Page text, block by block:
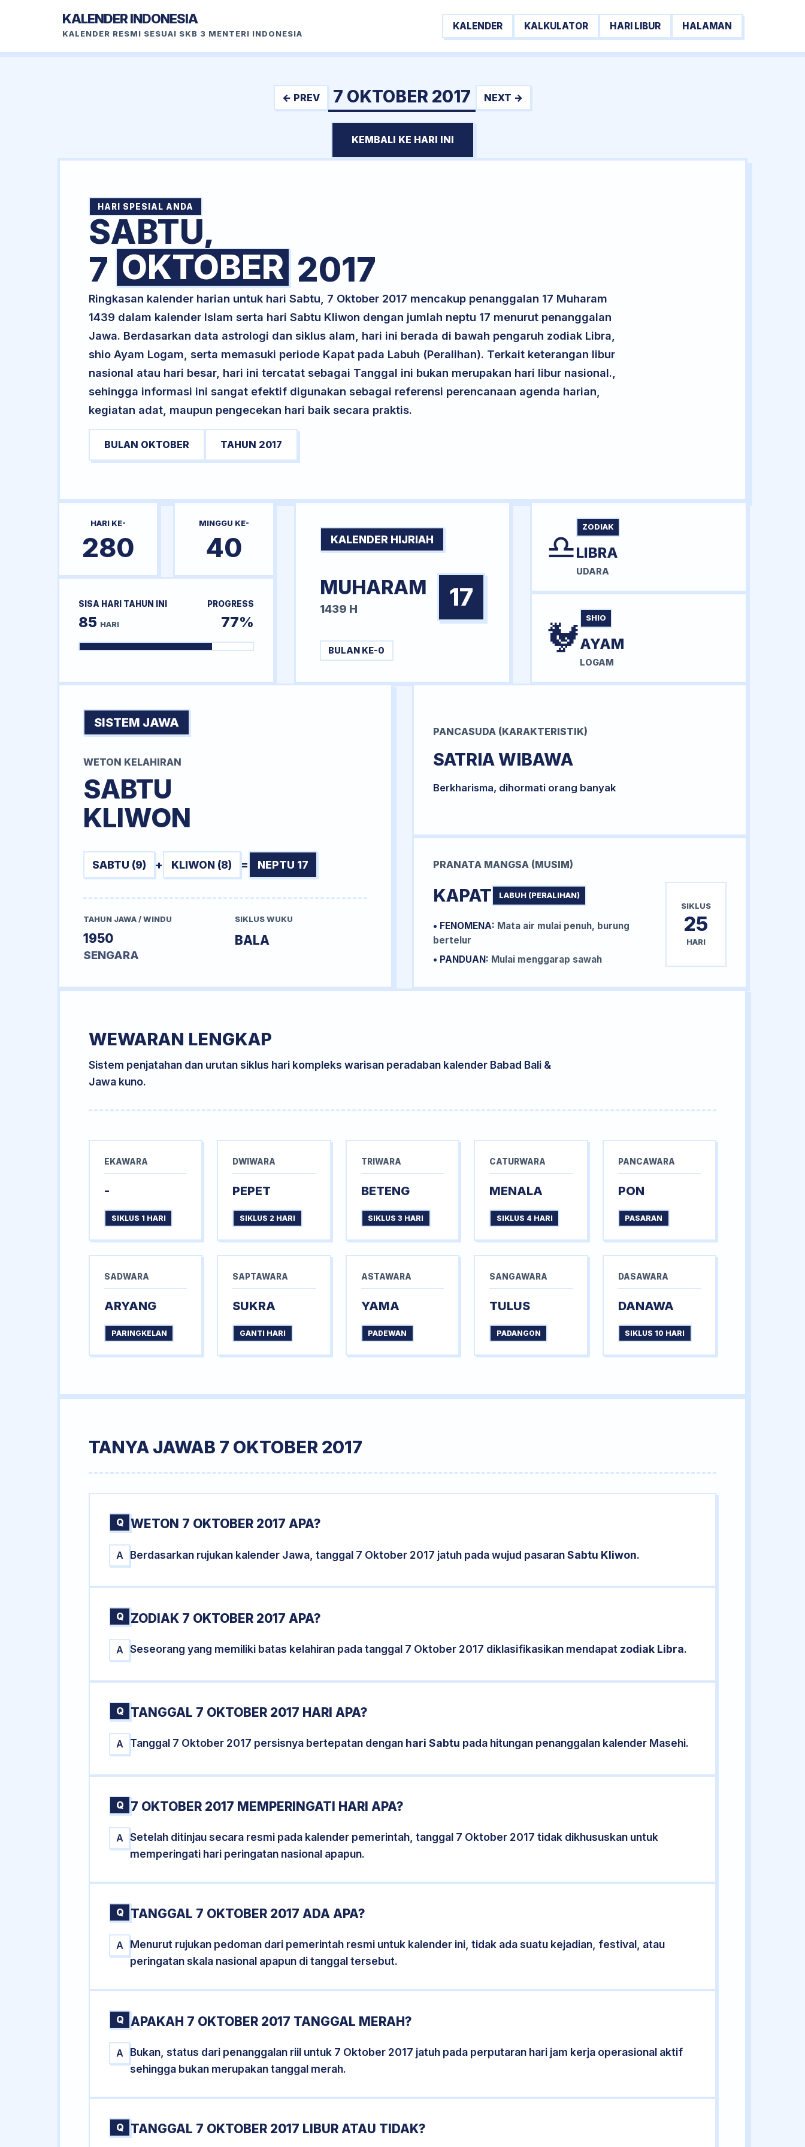
KALENDER INDONESIA
KALENDER RESMI SESUAI SKB 3 MENTERI INDONESIA
KALENDER KALKULATOR HARI LIBUR HALAMAN
← PREV 7 OKTOBER 2017 NEXT →
KEMBALI KE HARI INI
HARI SPESIAL ANDA
SABTU,
7 OKTOBER 2017
Ringkasan kalender harian untuk hari Sabtu, 7 Oktober 2017 mencakup penanggalan 17 Muharam
1439 dalam kalender Islam serta hari Sabtu Kliwon dengan jumlah neptu 17 menurut penanggalan
Jawa. Berdasarkan data astrologi dan siklus alam, hari ini berada di bawah pengaruh zodiak Libra,
shio Ayam Logam, serta memasuki periode Kapat pada Labuh (Peralihan). Terkait keterangan libur
nasional atau hari besar, hari ini tercatat sebagai Tanggal ini bukan merupakan hari libur nasional.,
sehingga informasi ini sangat efektif digunakan sebagai referensi perencanaan agenda harian,
kegiatan adat, maupun pengecekan hari baik secara praktis.
BULAN OKTOBER TAHUN 2017
HARI KE-
280
MINGGU KE-
40
SISA HARI TAHUN INI
85 HARI
PROGRESS
77%
KALENDER HIJRIAH
MUHARAM
1439 H 17
BULAN KE-0
♎ ZODIAK
LIBRA
UDARA
🐓 SHIO
AYAM
LOGAM
SISTEM JAWA
WETON KELAHIRAN
SABTU
KLIWON
SABTU (9) + KLIWON (8) = NEPTU 17
TAHUN JAWA / WINDU
1950
SENGARA
SIKLUS WUKU
BALA
PANCASUDA (KARAKTERISTIK)
SATRIA WIBAWA
Berkharisma, dihormati orang banyak
PRANATA MANGSA (MUSIM)
KAPAT LABUH (PERALIHAN)
• FENOMENA: Mata air mulai penuh, burung
bertelur
• PANDUAN: Mulai menggarap sawah
SIKLUS
25
HARI
WEWARAN LENGKAP
Sistem penjatahan dan urutan siklus hari kompleks warisan peradaban kalender Babad Bali &
Jawa kuno.
EKAWARA
-
SIKLUS 1 HARI
DWIWARA
PEPET
SIKLUS 2 HARI
TRIWARA
BETENG
SIKLUS 3 HARI
CATURWARA
MENALA
SIKLUS 4 HARI
PANCAWARA
PON
PASARAN
SADWARA
ARYANG
PARINGKELAN
SAPTAWARA
SUKRA
GANTI HARI
ASTAWARA
YAMA
PADEWAN
SANGAWARA
TULUS
PADANGON
DASAWARA
DANAWA
SIKLUS 10 HARI
TANYA JAWAB 7 OKTOBER 2017
Q WETON 7 OKTOBER 2017 APA?
A Berdasarkan rujukan kalender Jawa, tanggal 7 Oktober 2017 jatuh pada wujud pasaranSabtu Kliwon.
Q ZODIAK 7 OKTOBER 2017 APA?
A Seseorang yang memiliki batas kelahiran pada tanggal 7 Oktober 2017 diklasifikasikan mendapat zodiak Libra.
Q TANGGAL 7 OKTOBER 2017 HARI APA?
A Tanggal 7 Oktober 2017 persisnya bertepatan dengan hari Sabtu pada hitungan penanggalan kalender Masehi.
Q 7 OKTOBER 2017 MEMPERINGATI HARI APA?
A
Setelah ditinjau secara resmi pada kalender pemerintah, tanggal 7 Oktober 2017 tidak dikhususkan untuk
memperingati hari peringatan nasional apapun.
Q TANGGAL 7 OKTOBER 2017 ADA APA?
A
Menurut rujukan pedoman dari pemerintah resmi untuk kalender ini, tidak ada suatu kejadian, festival, atau
peringatan skala nasional apapun di tanggal tersebut.
Q APAKAH 7 OKTOBER 2017 TANGGAL MERAH?
A
Bukan, status dari penanggalan riil untuk 7 Oktober 2017 jatuh pada perputaran hari jam kerja operasional aktif
sehingga bukan merupakan tanggal merah.
Q TANGGAL 7 OKTOBER 2017 LIBUR ATAU TIDAK?